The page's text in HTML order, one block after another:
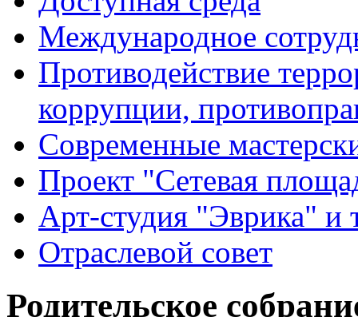
Международное
Противодействие
коррупции,
Современные
Проект "Сетевая
Арт-студия "Эврика" и
Отраслевой совет
Родительское